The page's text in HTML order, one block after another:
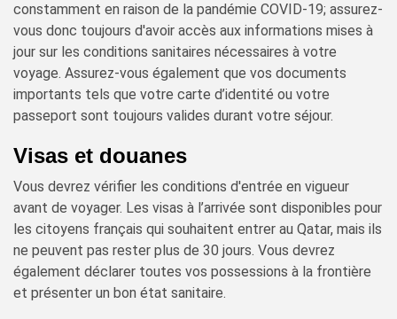
constamment en raison de la pandémie COVID-19; assurez-
vous donc toujours d'avoir accès aux informations mises à
jour sur les conditions sanitaires nécessaires à votre
voyage. Assurez-vous également que vos documents
importants tels que votre carte d’identité ou votre
passeport sont toujours valides durant votre séjour.
Visas et douanes
Vous devrez vérifier les conditions d'entrée en vigueur
avant de voyager. Les visas à l’arrivée sont disponibles pour
les citoyens français qui souhaitent entrer au Qatar, mais ils
ne peuvent pas rester plus de 30 jours. Vous devrez
également déclarer toutes vos possessions à la frontière
et présenter un bon état sanitaire.